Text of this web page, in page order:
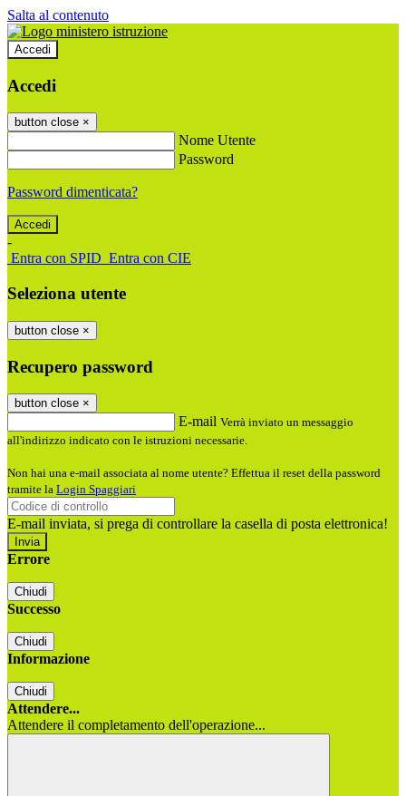
Salta al contenuto
Accedi
Accedi
button close ×
Nome Utente
Password
Password dimenticata?
-
Entra con SPID Entra con CIE
Seleziona utente
button close ×
Recupero password
button close ×
E-mail Verrà inviato un messaggio
all'indirizzo indicato con le istruzioni necessarie.
Non hai una e-mail associata al nome utente? Effettua il reset della password
tramite la Login Spaggiari
E-mail inviata, si prega di controllare la casella di posta elettronica!
Errore
Chiudi
Successo
Chiudi
Informazione
Chiudi
Attendere...
Attendere il completamento dell'operazione...